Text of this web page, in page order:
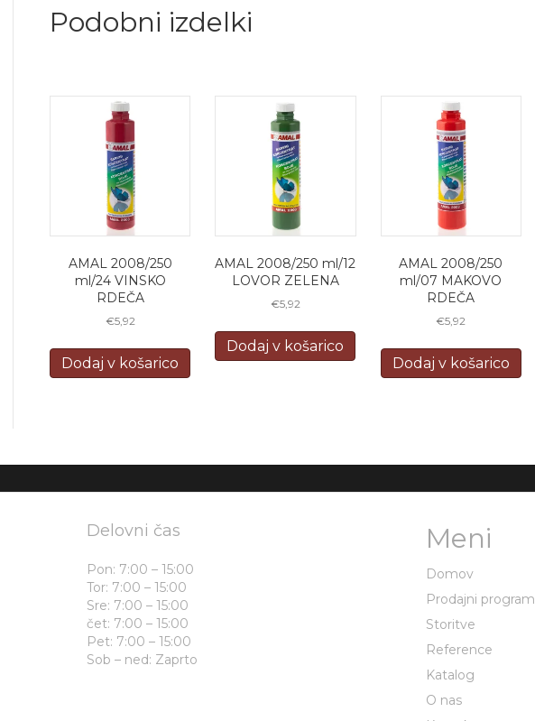
Podobni izdelki
AMAL 2008/250
ml/24 VINSKO
RDEČA
€5,92
Dodaj v košarico
AMAL 2008/250 ml/12
LOVOR ZELENA
€5,92
Dodaj v košarico
AMAL 2008/250
ml/07 MAKOVO
RDEČA
€5,92
Dodaj v košarico
Delovni čas
Pon: 7:00 – 15:00
Tor: 7:00 – 15:00
Sre: 7:00 – 15:00
čet: 7:00 – 15:00
Pet: 7:00 – 15:00
Sob – ned: Zaprto
Meni
Domov
Prodajni program
Storitve
Reference
Katalog
O nas